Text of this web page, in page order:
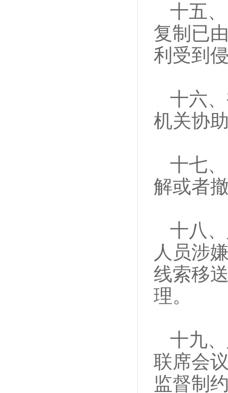
十五
复制已
利受到
十六
机关协
十七
解或者
十八
人员涉
线索移
理。
十九
联席会
监督制